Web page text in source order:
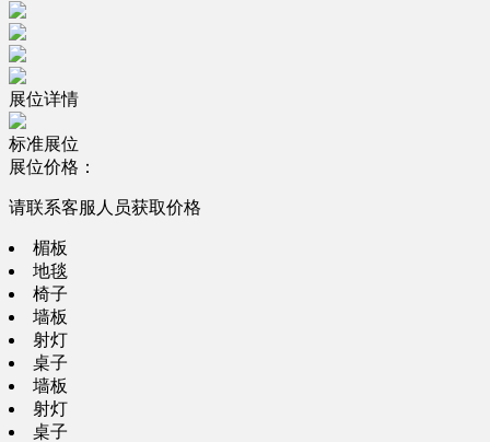
展位详情
标准展位
展位价格：
请联系客服人员获取价格
楣板
地毯
椅子
墙板
射灯
桌子
墙板
射灯
桌子